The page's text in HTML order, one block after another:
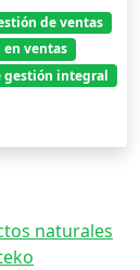
de ventas
ventas
gestión integral
naturales